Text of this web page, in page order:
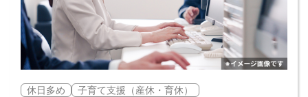
休日多め
子育て支援（産休・育休）